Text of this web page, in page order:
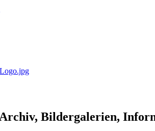
Bildergalerien,